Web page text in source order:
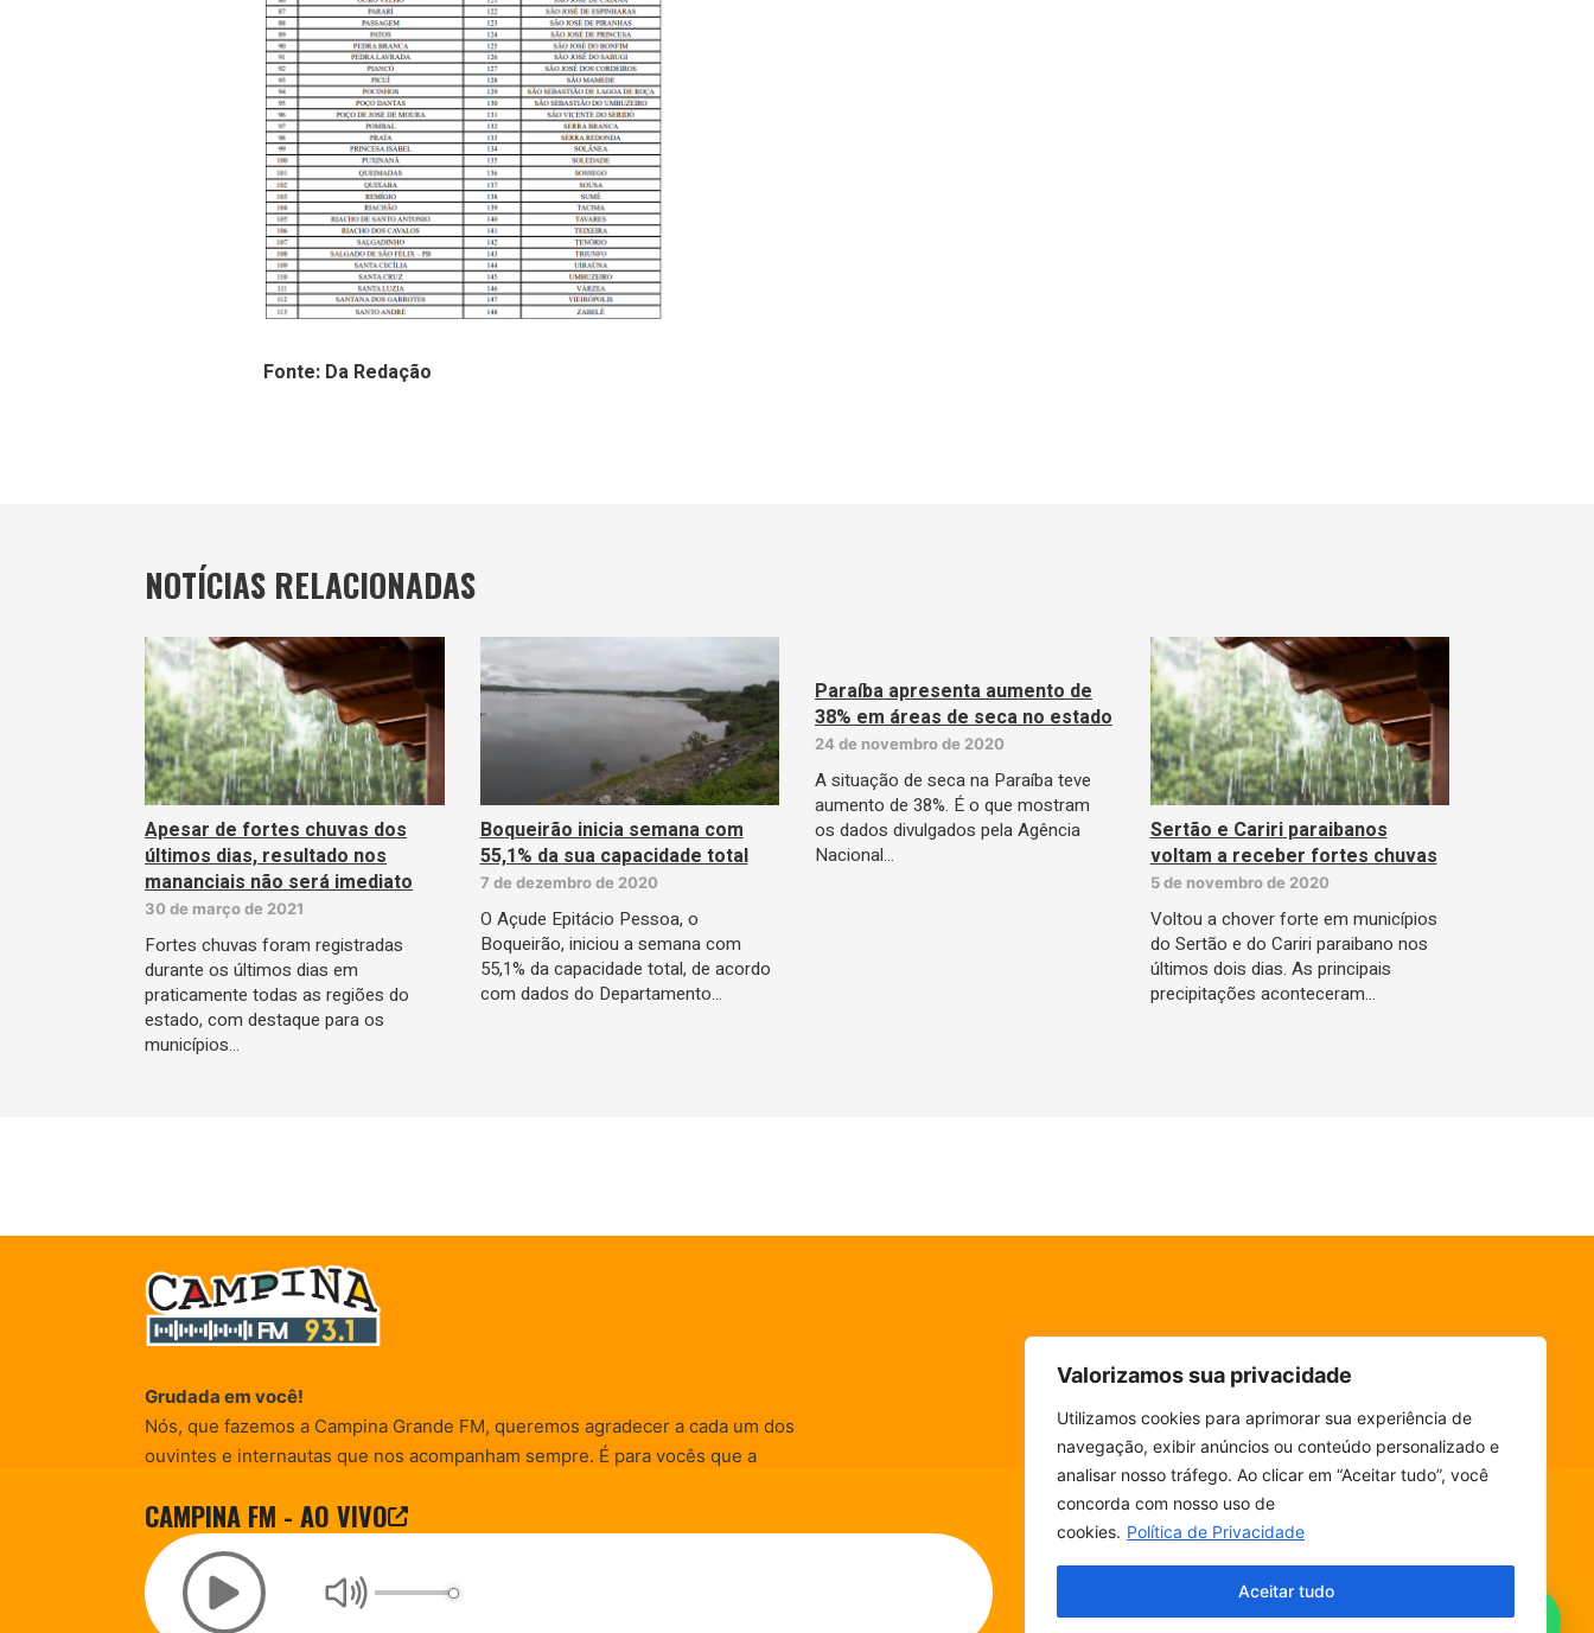
Valorizamos sua privacidade
Utilizamos cookies para aprimorar sua experiência de
navegação, exibir anúncios ou conteúdo personalizado e
analisar nosso tráfego. Ao clicar em “Aceitar tudo”, você
concorda com nosso uso de
cookies. Política de Privacidade
Aceitar tudo
CAMPINA FM - AO VIVO
ESCUTE SEM PARAR! BAIXE O NOSSO APP.
Fonte: Da Redação
NOTÍCIAS RELACIONADAS
Apesar de fortes chuvas dos
últimos dias, resultado nos
mananciais não será imediato
30 de março de 2021
Fortes chuvas foram registradas
durante os últimos dias em
praticamente todas as regiões do
estado, com destaque para os
municípios…
Boqueirão inicia semana com
55,1% da sua capacidade total
7 de dezembro de 2020
O Açude Epitácio Pessoa, o
Boqueirão, iniciou a semana com
55,1% da capacidade total, de acordo
com dados do Departamento…
Paraíba apresenta aumento de
38% em áreas de seca no estado
24 de novembro de 2020
A situação de seca na Paraíba teve
aumento de 38%. É o que mostram
os dados divulgados pela Agência
Nacional…
Sertão e Cariri paraibanos
voltam a receber fortes chuvas
5 de novembro de 2020
Voltou a chover forte em municípios
do Sertão e do Cariri paraibano nos
últimos dois dias. As principais
precipitações aconteceram…
Grudada em você!
Nós, que fazemos a Campina Grande FM, queremos agradecer a cada um dos
ouvintes e internautas que nos acompanham sempre. É para vocês que a
entretenimento, promocionais e de conscientização) são realizadas.
© Campina FM 1978 – 2026.Termos de Uso
Desenvolvido pela
Fala, ouvinte!